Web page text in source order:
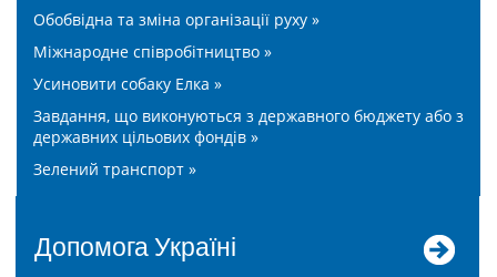
Обобвідна та зміна організації руху »
Міжнародне співробітництво »
Усиновити собаку Елка »
Завдання, що виконуються з державного бюджету або з
державних цільових фондів »
Зелений транспорт »
допомога Україні